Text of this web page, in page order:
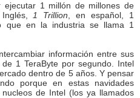
1 millón de millones de
1 Trillion , en español, 1
que en la industria se llama 1
información entre sus
1 TeraByte por segundo. Intel
dentro de 5 años. Y pensar
porque en estas navidades
de Intel (los ya llamados